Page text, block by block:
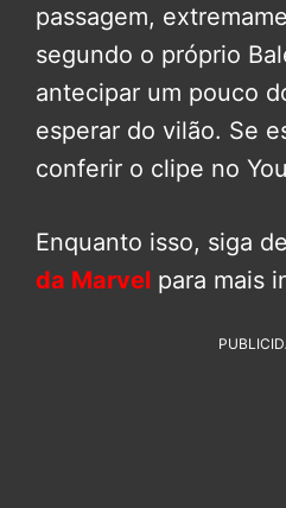
passagem,
segundo o próprio
antecipar um pouco
esperar do vilão. Se
conferir o clipe no
Enquanto isso, siga
da Marvel para mais